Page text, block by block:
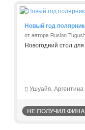
Новый год
от автора Ruslan
Новогодний стол
Ушуайя, Аргентина
НЕ ПОЛУЧИЛ